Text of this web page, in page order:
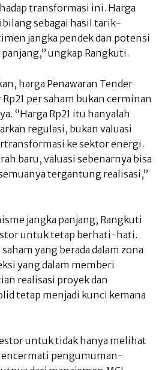
transformasi ini. Harga
sebagai hasil tarik-
jangka pendek dan potensi
ungkap Rangkuti.
harga Penawaran Tender
Rp21 per saham bukan cerminan
“Harga Rp21 itu hanyalah
regulasi, bukan valuasi
ke sektor energi.
baru, valuasi sebenarnya bisa
tergantung realisasi,”
jangka panjang, Rangkuti
untuk tetap berhati-hati.
saham yang berada dalam zona
yang dalam memberi
realisasi proyek dan
tetap menjadi kunci kemana
untuk tidak hanya melihat
pengumuman-